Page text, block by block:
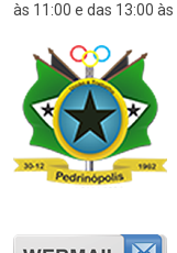
às 11:00 e das 13:00